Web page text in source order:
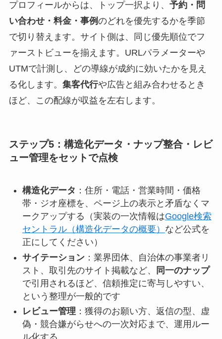
プロフィールからは、トップ一択より、 予約・問
い合わせ・料金・事例のどれを優先するかを季節
で切り替えます。サイト側は、同じ優先順位でフ
ァーストビューを揃えます。URLパラメーターや
UTMで計測し、どの導線が成約に効いたかを見え
る化します。 集客代行や広告と組み合わせるとき
ほど、この配線が収益を左右します。
ステップ5：構造化データ・ナップ整合・レビ
ュー管理をセットで点検
構造化データ ：住所・電話・営業時間・価格
帯・ジオ座標を、ページ上の表示と矛盾なくマ
ークアップする（実装の一次情報はGoogle検索
セントラル（構造化データの概要） など公式を
正にしてください）
サイテーション：業界団体、自治体の事業者リ
スト、取引先のサイト掲載など、
同一のナップ
で引用されるほど、信頼推定に寄与しやすい、
という整理が一般的です
レビュー管理 ：獲得のお願い方、返信の型、虚
偽・競合嫌がらせへの一次対応まで、運用ルー